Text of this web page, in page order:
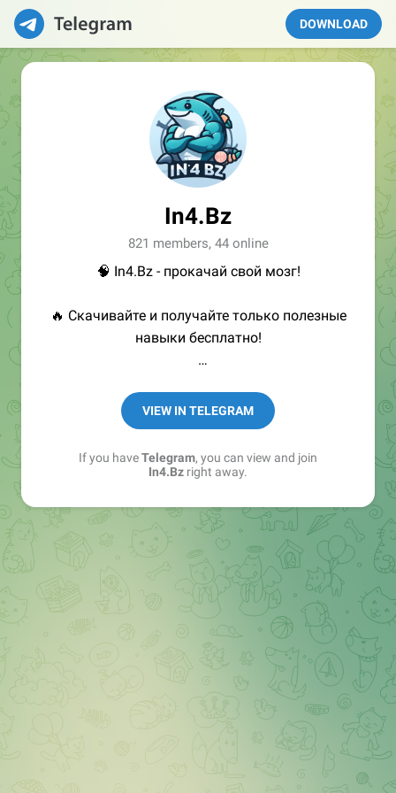
DOWNLOAD
In4.Bz
821 members, 44 online
🧠 In4.Bz - прокачай свой мозг!
🔥 Скачивайте и получайте только полезные
навыки бесплатно!
➖ in4.bz/
➖ https://t.me/in4bz
➖ twitter.com/bz_in4
➖ https://t.me/in4news
VIEW IN TELEGRAM
If you haveTelegram, you can view and join
In4.Bz right away.